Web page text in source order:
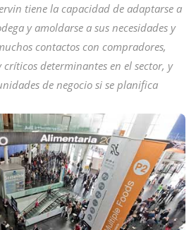
tiene la capacidad de adaptarse a
y amoldarse a sus necesidades y
contactos con compradores,
determinantes en el sector, y
de negocio si se planifica